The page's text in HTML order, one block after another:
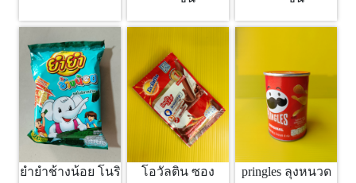
ยำยำช้างน้อย โนริ
โอวัลติน ซอง
pringles ลุงหนวด